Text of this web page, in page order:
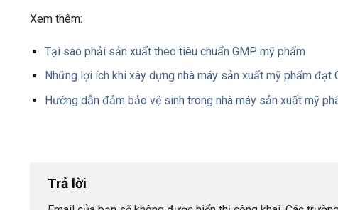
Xem thêm:
Tại sao phải sản xuất theo tiêu chuẩn GMP mỹ phẩm
Những lợi ích khi xây dựng nhà máy sản xuất mỹ phẩm đạt
Hướng dẫn đảm bảo vệ sinh trong nhà máy sản xuất mỹ
Trả lời